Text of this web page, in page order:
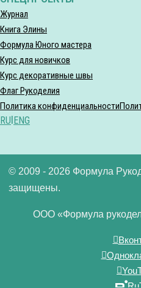
Журнал
Книга Элины
Формула Юного мастера
Курс для новичков
Курс декоративные швы
Флаг Рукоделия
Политика конфиденциальности
RU ENG
© 2009 - 2026 Формула
защищены.
ООО «Формула